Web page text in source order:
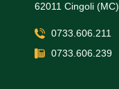
62011 Cingoli (MC)
0733.606.211
0733.606.239